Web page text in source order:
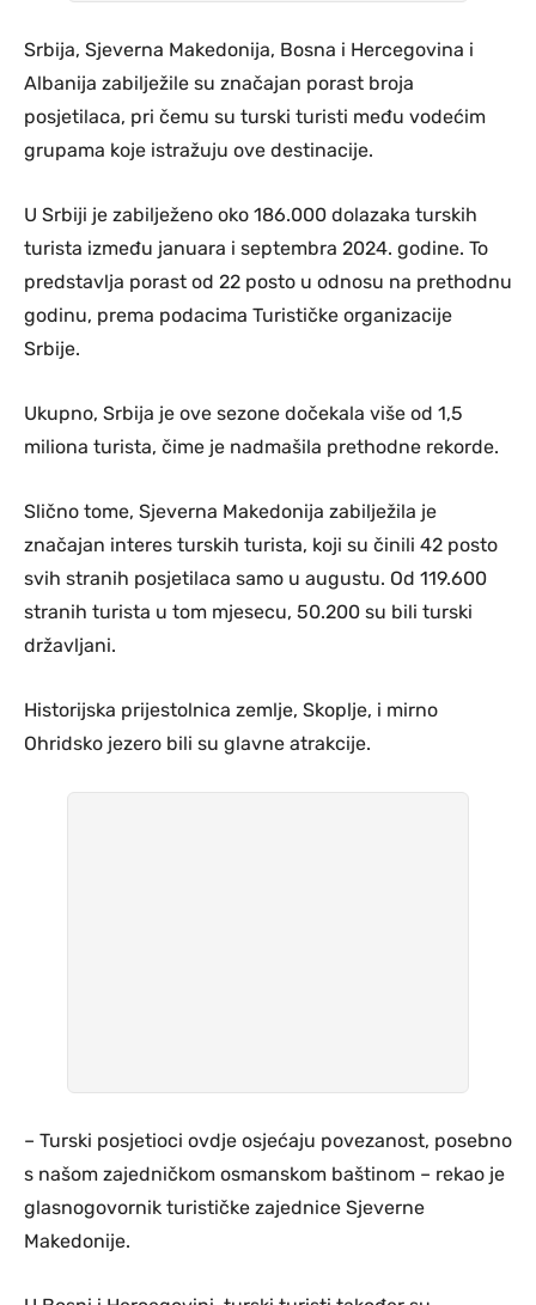
Srbija, Sjeverna Makedonija, Bosna i Hercegovina i
Albanija zabilježile su značajan porast broja
posjetilaca, pri čemu su turski turisti među vodećim
grupama koje istražuju ove destinacije.
U Srbiji je zabilježeno oko 186.000 dolazaka turskih
turista između januara i septembra 2024. godine. To
predstavlja porast od 22 posto u odnosu na prethodnu
godinu, prema podacima Turističke organizacije
Srbije.
Ukupno, Srbija je ove sezone dočekala više od 1,5
miliona turista, čime je nadmašila prethodne rekorde.
Slično tome, Sjeverna Makedonija zabilježila je
značajan interes turskih turista, koji su činili 42 posto
svih stranih posjetilaca samo u augustu. Od 119.600
stranih turista u tom mjesecu, 50.200 su bili turski
državljani.
Historijska prijestolnica zemlje, Skoplje, i mirno
Ohridsko jezero bili su glavne atrakcije.
– Turski posjetioci ovdje osjećaju povezanost, posebno
s našom zajedničkom osmanskom baštinom – rekao je
glasnogovornik turističke zajednice Sjeverne
Makedonije.